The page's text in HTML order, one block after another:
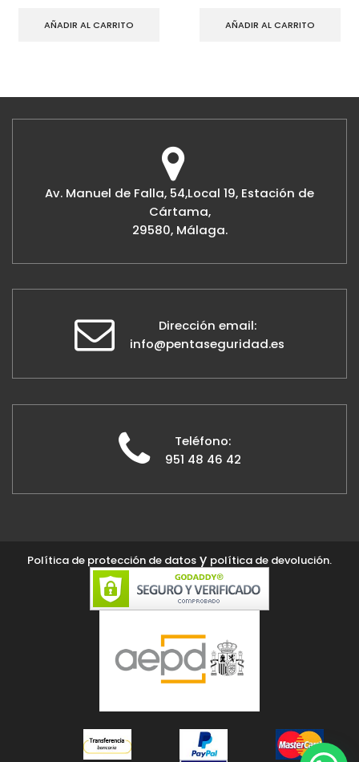
AÑADIR AL CARRITO AÑADIR AL CARRITO
Av. Manuel de Falla, 54,Local 19, Estación de
Cártama,
29580, Málaga.
Dirección email:
info@pentaseguridad.es
Teléfono:
951 48 46 42
Política de protección de datos y política de devolución.